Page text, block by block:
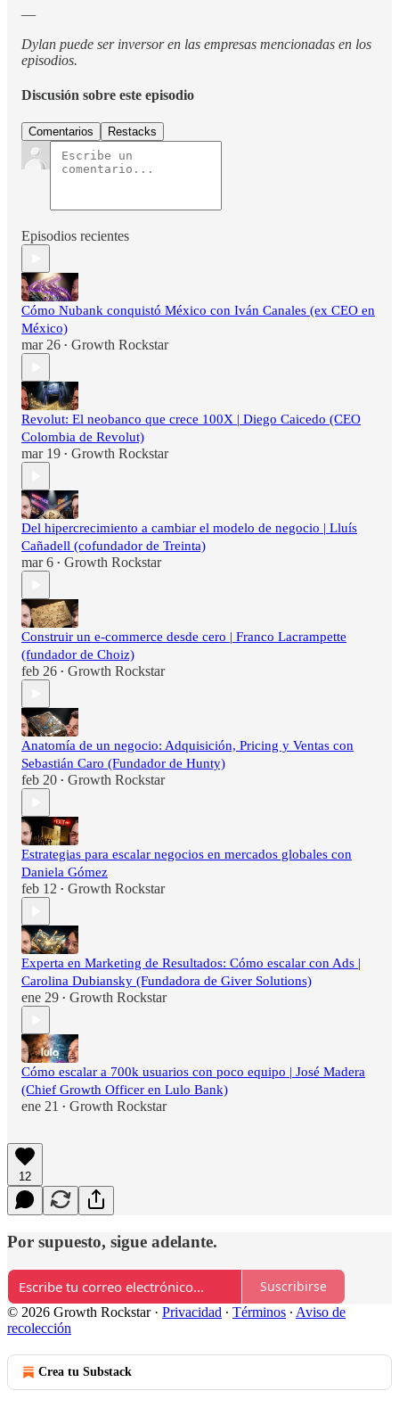
—
Dylan puede ser inversor en las empresas mencionadas en los
episodios.
Discusión sobre este episodio
Comentarios Restacks
Episodios recientes
Cómo Nubank conquistó México con Iván Canales (ex CEO en
México)
mar 26 • Growth Rockstar
Revolut: El neobanco que crece 100X | Diego Caicedo (CEO
Colombia de Revolut)
mar 19 • Growth Rockstar
Del hipercrecimiento a cambiar el modelo de negocio | Lluís
Cañadell (cofundador de Treinta)
mar 6 • Growth Rockstar
Construir un e-commerce desde cero | Franco Lacrampette
(fundador de Choiz)
feb 26 • Growth Rockstar
Anatomía de un negocio: Adquisición, Pricing y Ventas con
Sebastián Caro (Fundador de Hunty)
feb 20 • Growth Rockstar
Estrategias para escalar negocios en mercados globales con
Daniela Gómez
feb 12 • Growth Rockstar
Experta en Marketing de Resultados: Cómo escalar con Ads |
Carolina Dubiansky (Fundadora de Giver Solutions)
ene 29 • Growth Rockstar
Cómo escalar a 700k usuarios con poco equipo | José Madera
(Chief Growth Officer en Lulo Bank)
ene 21 • Growth Rockstar
12
Por supuesto, sigue adelante.
Suscribirse
© 2026 Growth Rockstar· Privacidad ∙ Términos ∙ Aviso de
recolección
Crea tu Substack